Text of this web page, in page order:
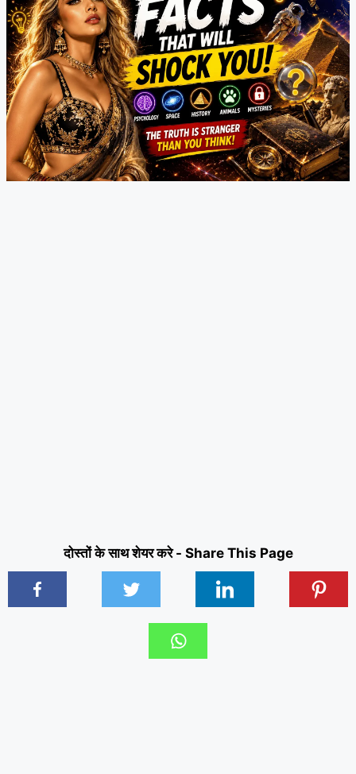
दोस्तों के साथ शेयर करे - Share This Page